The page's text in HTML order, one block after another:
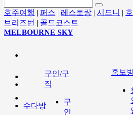
호주여행 | 퍼스 | 레스토랑 | 시드니 |
브리즈번 | 골드코스트
MELBOURNE SKY
수다방
구인/구
직
구
인
홍보